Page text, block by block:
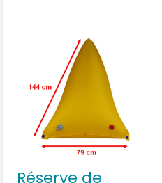
Réserve de